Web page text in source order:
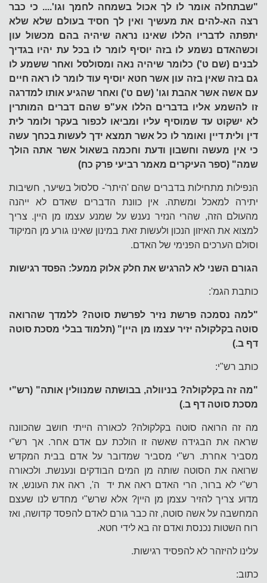
"שבתחלה אומר לו לך אכול בשמחה לחמך וגו'.... כי כבר
רצה הא-להים את מעשיך ואין לך חסיד בעולם שלא שלא
יתפתה לדבריו הללו שאינו נראה שיהיה בהם מכשול עון
וכשהאדם נשמע לו בזה יוסיף לומר לו בכל עת יהיו בגדיך
לבנים (שם ט') כלומר שיהיה נאה ומסולסל ואחר ששמע לו
גם בזה שאין בזה עון אשר חטא יוסיף עוד לומר לו ראה חיים
עם אשה אשר אהבת וגו' (שם ט') ואחר שהגיע אותו למדרגה
זו להשמע אליו בדברים הללו אע"פ שהם דברים המותרין
לא ישקוט עד שמוסיף עליו ומביאו לכפור בעקר ולומר לית
דין ולית דיין ואומר לו כל אשר תמצא ידך לעשות בכחך עשה
כי אין מעשה וחשבון ודעת וחכמה בשאול אשר אתה הולך
שמה" (ספר העיקרים מאמר רביעי פרק כח)
הנפילות מתחילות בדברים שהם 'היתר'- סלסול בשיער, חשיבות
יתירה למאכל ומשתה. אין כוונת הדברים שאדם לא ייהנה
מהעולם הזה, שהרי הנזיר נענש על שמנע עצמו מן היין. צריך
למצוא את האיזון הנכון ולעשות זאת במינון שאינו גורע מן המיקוד
וסולם הערכים הפנימי של האדם.
הגורם השני לא להרגיש את חלק אלוק ממעל: הפסד רגישות
כותבת הגמ':
"למה נסמכה פרשת נזיר לפרשת סוטה? ללמדך שהרואה
סוטה בקלקולה יזיר עצמו מן היין" (תלמוד בבלי מסכת סוטה
דף ב.)
כותב רש"י:
"מה זה בקלקולה? בניוולה, בבושתה שמנוולין אותה" (רש"י
מסכת סוטה דף ב.)
מה זה הרואה סוטה בקלקולה? לכאורה הייתי חושב שהכוונה
שראה את הבגידה שאשה זו הולכת עם אדם אחר. אך רש"י
מסביר אחרת. רש"י מסביר שמדובר על אדם בבית המקדש
שרואה את הסוטה שותה מן המים הבודקים ונענשת. ולכאורה
רש"י לא ברור, הרי האדם ראה את יד ה', ראה את העונש, אז
מדוע צריך להזיר עצמן מן היין? אלא שרש"י מחדש לנו שעצם
המחשבה על אשה סוטה, זה כבר גורם לאדם להפסד קדושה, ואז
רוח השטות נכנסת ואדם זה בא לידי חטא.
עלינו להיזהר לא להפסיד רגישות.
כתוב: